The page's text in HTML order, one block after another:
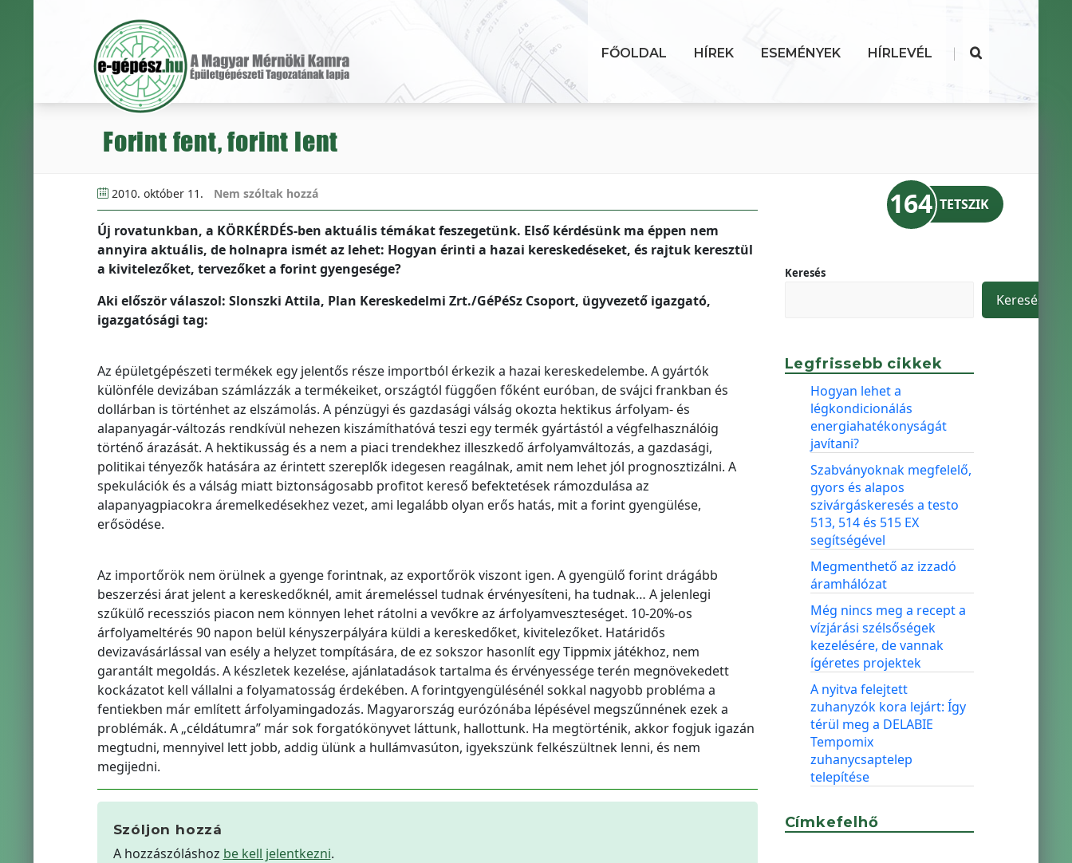
FŐOLDAL HÍREK ESEMÉNYEK HÍRLEVÉL |
Forint fent, forint lent
2010. október 11. Nem szóltak hozzá
Új rovatunkban, a KÖRKÉRDÉS-ben aktuális témákat feszegetünk. Első kérdésünk ma éppen nem
annyira aktuális, de holnapra ismét az lehet: Hogyan érinti a hazai kereskedéseket, és rajtuk keresztül
a kivitelezőket, tervezőket a forint gyengesége?
Aki először válaszol: Slonszki Attila, Plan Kereskedelmi Zrt./GéPéSz Csoport, ügyvezető igazgató,
igazgatósági tag:
Az épületgépészeti termékek egy jelentős része importból érkezik a hazai kereskedelembe. A gyártók
különféle devizában számlázzák a termékeiket, országtól függően főként euróban, de svájci frankban és
dollárban is történhet az elszámolás. A pénzügyi és gazdasági válság okozta hektikus árfolyam- és
alapanyagár-változás rendkívül nehezen kiszámíthatóvá teszi egy termék gyártástól a végfelhasználóig
történő árazását. A hektikusság és a nem a piaci trendekhez illeszkedő árfolyamváltozás, a gazdasági,
politikai tényezők hatására az érintett szereplők idegesen reagálnak, amit nem lehet jól prognosztizálni. A
spekulációk és a válság miatt biztonságosabb profitot kereső befektetések rámozdulása az
alapanyagpiacokra áremelkedésekhez vezet, ami legalább olyan erős hatás, mit a forint gyengülése,
erősödése.
Az importőrök nem örülnek a gyenge forintnak, az exportőrök viszont igen. A gyengülő forint drágább
beszerzési árat jelent a kereskedőknél, amit áremeléssel tudnak érvényesíteni, ha tudnak… A jelenlegi
szűkülő recessziós piacon nem könnyen lehet rátolni a vevőkre az árfolyamveszteséget. 10-20%-os
árfolyameltérés 90 napon belül kényszerpályára küldi a kereskedőket, kivitelezőket. Határidős
devizavásárlással van esély a helyzet tompítására, de ez sokszor hasonlít egy Tippmix játékhoz, nem
garantált megoldás. A készletek kezelése, ajánlatadások tartalma és érvényessége terén megnövekedett
kockázatot kell vállalni a folyamatosság érdekében. A forintgyengülésénél sokkal nagyobb probléma a
fentiekben már említett árfolyamingadozás. Magyarország eurózónába lépésével megszűnnének ezek a
problémák. A „céldátumra” már sok forgatókönyvet láttunk, hallottunk. Ha megtörténik, akkor fogjuk igazán
megtudni, mennyivel lett jobb, addig ülünk a hullámvasúton, igyekszünk felkészültnek lenni, és nem
megijedni.
Szóljon hozzá
A hozzászóláshoz be kell jelentkezni.
164 TETSZIK
Keresés
Keresés
Legfrissebb cikkek
Hogyan lehet a
légkondicionálás
energiahatékonyságát
javítani?
Szabványoknak megfelelő,
gyors és alapos
szivárgáskeresés a testo
513, 514 és 515 EX
segítségével
Megmenthető az izzadó
áramhálózat
Még nincs meg a recept a
vízjárási szélsőségek
kezelésére, de vannak
ígéretes projektek
A nyitva felejtett
zuhanyzók kora lejárt: Így
térül meg a DELABIE
Tempomix
zuhanycsaptelep
telepítése
Címkefelhő